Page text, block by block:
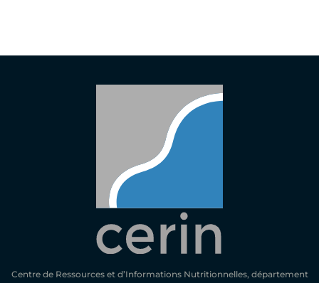
Centre de Ressources et d’Informations Nutritionnelles, département